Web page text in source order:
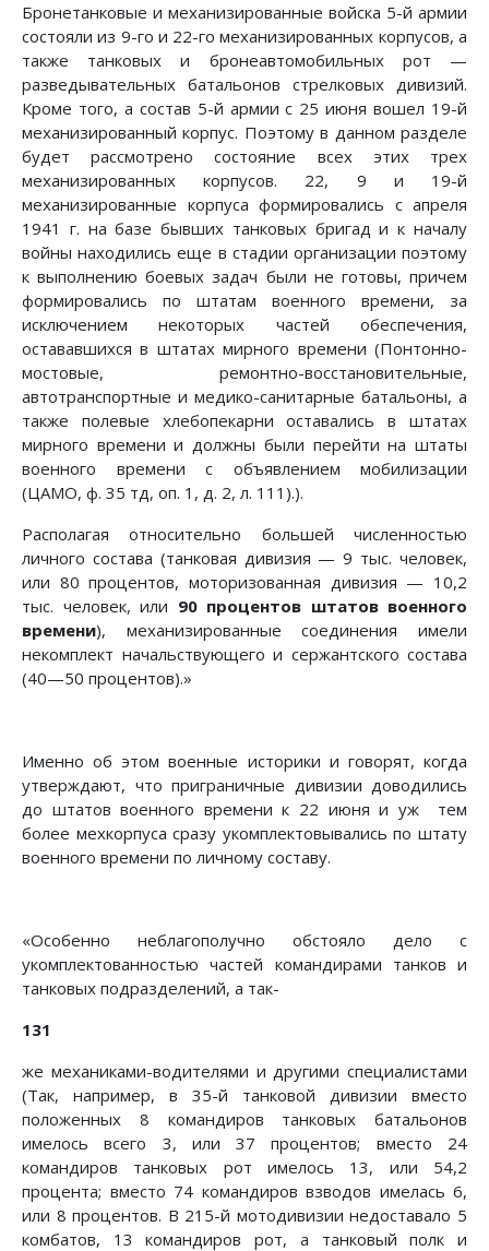
Бронетанковые и механизированные войска 5-й армии
состояли из 9-го и 22-го механизированных корпусов, а
также танковых и бронеавтомобильных рот —
разведывательных батальонов стрелковых дивизий.
Кроме того, а состав 5-й армии с 25 июня вошел 19-й
механизированный корпус. Поэтому в данном разделе
будет рассмотрено состояние всех этих трех
механизированных корпусов. 22, 9 и 19-й
механизированные корпуса формировались с апреля
1941 г. на базе бывших танковых бригад и к началу
войны находились еще в стадии организации поэтому
к выполнению боевых задач были не готовы, причем
формировались по штатам военного времени, за
исключением некоторых частей обеспечения,
остававшихся в штатах мирного времени (Понтонно-
мостовые, ремонтно-восстановительные,
автотранспортные и медико-санитарные батальоны, а
также полевые хлебопекарни оставались в штатах
мирного времени и должны были перейти на штаты
военного времени с объявлением мобилизации
(ЦАМО, ф. 35 тд, оп. 1, д. 2, л. 111).).
Располагая относительно большей численностью
личного состава (танковая дивизия — 9 тыс. человек,
или 80 процентов, моторизованная дивизия — 10,2
тыс. человек, или 90 процентов штатов военного
времени), механизированные соединения имели
некомплект начальствующего и сержантского состава
(40—50 процентов).»
Именно об этом военные историки и говорят, когда
утверждают, что приграничные дивизии доводились
до штатов военного времени к 22 июня и уж тем
более мехкорпуса сразу укомплектовывались по штату
военного времени по личному составу.
«Особенно неблагополучно обстояло дело с
укомплектованностью частей командирами танков и
танковых подразделений, а так-
131
же механиками-водителями и другими специалистами
(Так, например, в 35-й танковой дивизии вместо
положенных 8 командиров танковых батальонов
имелось всего 3, или 37 процентов; вместо 24
командиров танковых рот имелось 13, или 54,2
процента; вместо 74 командиров взводов имелась 6,
или 8 процентов. В 215-й мотодивизии недоставало 5
комбатов, 13 командиров рот, а танковый полк и